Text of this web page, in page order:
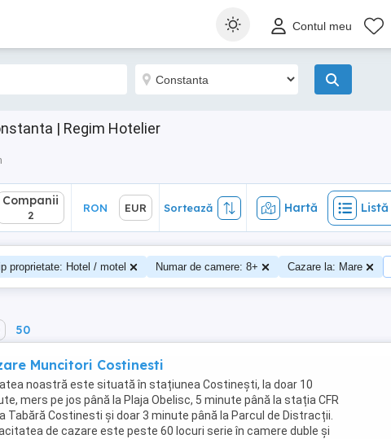
Contul meu
| Regim Hotelier
Hartă Listă
Companii
2
RON EUR Sortează Hartă Listă
proprietate: Hotel / motel Numar de camere: 8+ Cazare la: Mare
50
Muncitori Costinesti
noastră este situată în stațiunea Costinești, la doar 10
mers pe jos până la Plaja Obelisc, 5 minute până la stația CFR
Tabără Costinesti și doar 3 minute până la Parcul de Distracții.
de cazare este peste 60 locuri serie în camere duble și